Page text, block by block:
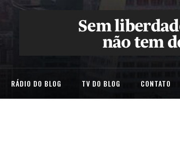
RÁDIO DO BLOG TV DO BLOG CONTATO